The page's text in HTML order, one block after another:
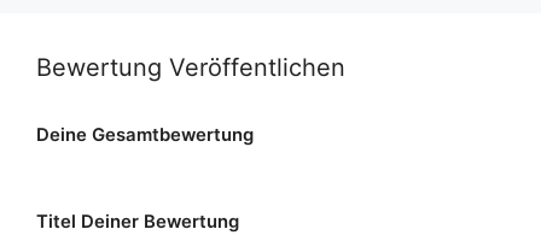
Bewertung Veröffentlichen
Deine Gesamtbewertung
Titel Deiner Bewertung